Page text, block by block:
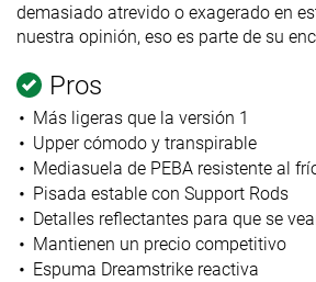
demasiado atrevido o exagerado en
nuestra opinión, eso es parte de su
Pros
Más ligeras que la versión 1
Upper cómodo y transpirable
Mediasuela de PEBA resistente al
Pisada estable con Support Rods
Detalles reflectantes para que se
Mantienen un precio competitivo
Espuma Dreamstrike reactiva